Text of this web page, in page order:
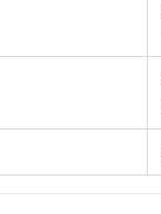
大模型服务平台百炼-应
丰富多元化的应用模版和解
大模型服务平台百炼-智
CRM
财税管理
400电话